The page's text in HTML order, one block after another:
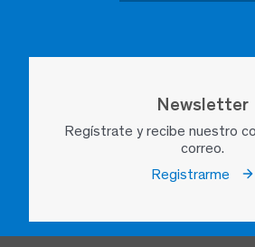
Newsletter
Regístrate y recibe nuestro
correo.
Registrarme